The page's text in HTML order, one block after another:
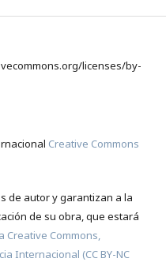
licenses/by-
Creative Commons
de autor y garantizan a la
de su obra, que estará
Creative Commons,
Internacional (CC BY-NC